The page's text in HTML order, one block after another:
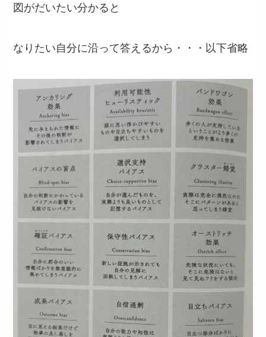
図がだいたい分かると
なりたい自分に沿って答えるから・・・以下省略